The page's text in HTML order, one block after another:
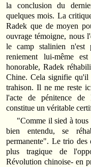
la conclusion du
quelques mois. La
Radek que de moyen
ouvrage témoigne, nous
le camp stalinien n'est
reniement lui-même
honorable, Radek
Chine. Cela signifie qu'il
trahison. Il ne me reste
l'acte de pénitence de
constitue un véritable
"Comme il sied à
bien entendu, se
permanente". Le trio des
plus tragique de
Révolution chinoise- en